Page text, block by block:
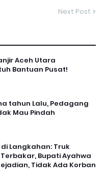
Next Post
Aceh Utara
Bantuan Pusat!
tahun Lalu, Pedagang
Mau Pindah
Langkahan: Truk
Terbakar, Bupati Ayahwa
Tidak Ada Korban